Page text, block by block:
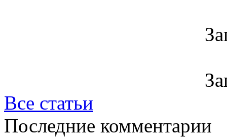
Все статьи
Последние комментарии